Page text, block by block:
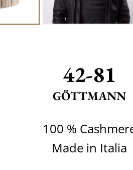
42-81
GÖTTMANN
100 %
Made in Italia